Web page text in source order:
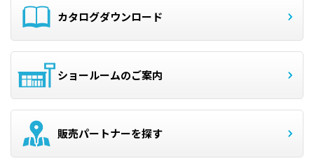
カタログダウンロード
ショールームのご案内
販売パートナーを探す